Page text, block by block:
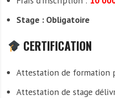
Stage : Obligatoire
CERTIFICATION
Attestation de formation
Attestation de stage